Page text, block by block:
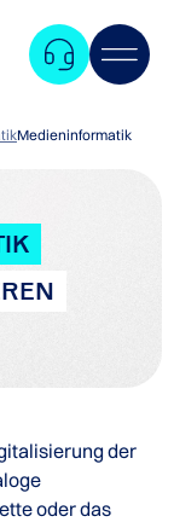
Medieninformatik
der
oder das